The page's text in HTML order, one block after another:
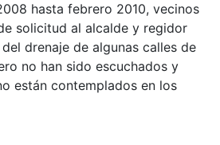
hasta febrero 2010, vecinos
solicitud al alcalde y regidor
drenaje de algunas calles de
no han sido escuchados y
están contemplados en los